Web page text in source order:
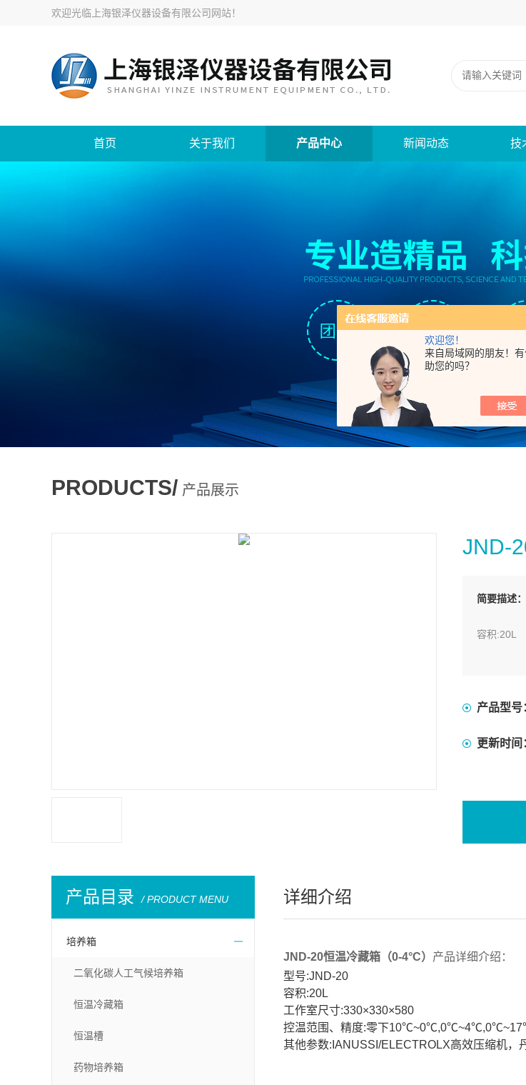
欢迎您！
来自局域网的朋友！
助您的吗？
欢迎光临 上海银泽仪器设备有限公司网站！
首页 关于我们 产品中心 新闻动态 技
PRODUCTS/ 产品展示
JND-
简要描述：
容积:20L
控温范围
产品型号
更新时间
产品目录 / PRODUCT MENU
培养箱
二氧化碳人工气候培养箱
恒温冷藏箱
恒温槽
药物培养箱
详细介绍
JND-20恒温冷藏箱（0-4°C） 产品详细介绍：
型号:JND-20
容积:20L
工作室尺寸:330×330×580
控温范围、精度:零下
其他参数:IANUSSI/ELECTROLX高效压缩机，